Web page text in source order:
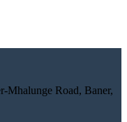
Mhalunge Road, Baner,